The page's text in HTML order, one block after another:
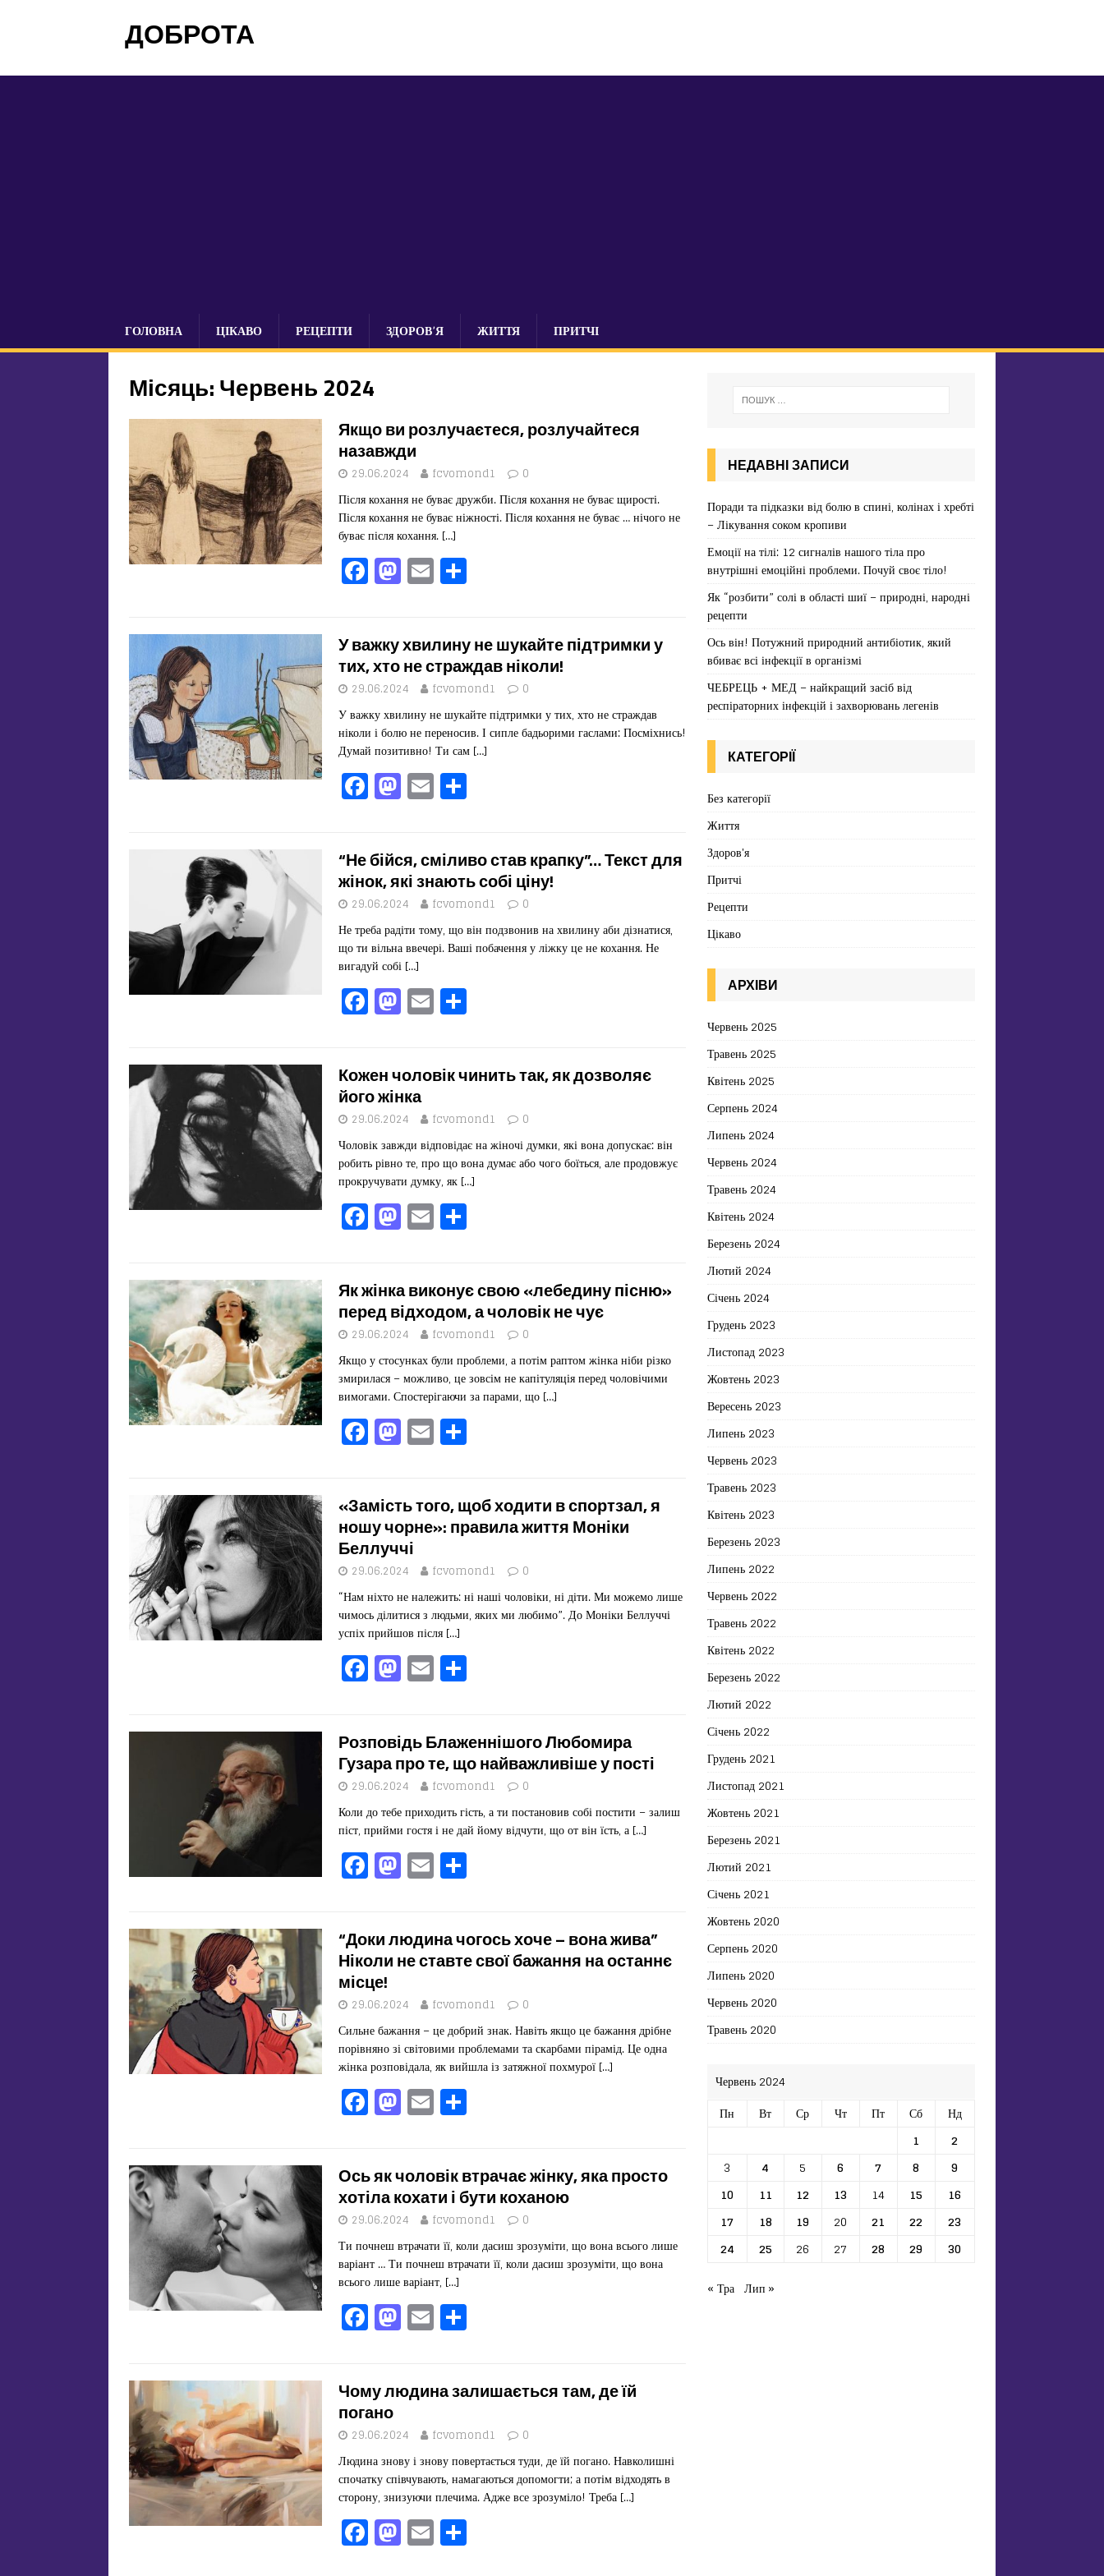
ДОБРОТА
ГОЛОВНА ЦІКАВО РЕЦЕПТИ ЗДОРОВ’Я ЖИТТЯ ПРИТЧІ
Місяць:Червень 2024
Якщо ви розлучаєтеся, розлучайтеся
назавжди
29.06.2024 fcvomond1 0
Після кохання не буває дружби. Після кохання не буває щирості.
Після кохання не буває ніжності. Після кохання не буває … нічого не
буває після кохання. […]
F
a
e
b
o
o
k
M
a
o
d
o
n
E
m
l ит
ис
я
У важку хвилину не шукайте підтримки у
тих, хто не страждав ніколи!
29.06.2024 fcvomond1 0
У важку хвилину не шукайте підтримки у тих, хто не страждав
ніколи і болю не переносив. І сипле бадьорими гаслами: Посміхнись!
Думай позитивно! Ти сам […]
F
a
e
b
o
o
k
M
a
o
d
o
n
E
m
l ит
ис
я
“Не бійся, сміливо став крапку”… Текст для
жінок, які знають собі ціну!
29.06.2024 fcvomond1 0
Не треба радіти тому, що він подзвонив на хвилину аби дізнатися,
що ти вільна ввечері. Ваші побачення у ліжку це не кохання. Не
вигадуй собі […]
F
a
e
b
o
o
k
M
a
o
d
o
n
E
m
l ит
ис
я
Кожен чоловік чинить так, як дозволяє
його жінка
29.06.2024 fcvomond1 0
Чоловік завжди відповідає на жіночі думки, які вона допускає: він
робить рівно те, про що вона думає або чого боїться, але продовжує
прокручувати думку, як […]
F
a
e
b
o
o
k
M
a
o
d
o
n
E
m
l ит
ис
я
Як жінка виконує свою «лебедину пісню»
перед відходом, а чоловік не чує
29.06.2024 fcvomond1 0
Якщо у стосунках були проблеми, а потім раптом жінка ніби різко
змирилася – можливо, це зовсім не капітуляція перед чоловічими
вимогами. Спостерігаючи за парами, що […]
F
a
e
b
o
o
k
M
a
o
d
o
n
E
m
l ит
ис
я
«Замість того, щоб ходити в спортзал, я
ношу чорне»: правила життя Моніки
Беллуччі
29.06.2024 fcvomond1 0
“Нам ніхто не належить: ні наші чоловіки, ні діти. Ми можемо лише
чимось ділитися з людьми, яких ми любимо”. До Моніки Беллуччі
успіх прийшов після […]
F
a
e
b
o
o
k
M
a
o
d
o
n
E
m
l ит
ис
я
Розповідь Блаженнішого Любомира
Гузара про те, що найважливіше у пості
29.06.2024 fcvomond1 0
Коли до тебе приходить гість, а ти постановив собі постити – залиш
піст, прийми гостя і не дай йому відчути, що от він їсть, а […]
F
a
e
b
o
o
k
M
a
o
d
o
n
E
m
l ит
ис
я
“Доки людина чогось хоче – вона жива”
Ніколи не ставте свої бажання на останнє
місце!
29.06.2024 fcvomond1 0
Сильне бажання – це добрий знак. Навіть якщо це бажання дрібне
порівняно зі світовими проблемами та скарбами пірамід. Це одна
жінка розповідала, як вийшла із затяжної похмурої […]
F
a
e
b
o
o
k
M
a
o
d
o
n
E
m
l ит
ис
я
Ось як чоловік втрачає жінку, яка просто
хотіла кохати і бути коханою
29.06.2024 fcvomond1 0
Ти почнеш втрачати її, коли дасиш зрозуміти, що вона всього лише
варіант … Ти почнеш втрачати її, коли дасиш зрозуміти, що вона
всього лише варіант, […]
F
a
e
b
o
o
k
M
a
o
d
o
n
E
m
l ит
ис
я
Чому людина залишається там, де їй
погано
29.06.2024 fcvomond1 0
Людина знову і знову повертається туди, де їй погано. Навколишні
спочатку співчувають, намагаються допомогти; а потім відходять в
сторону, знизуючи плечима. Адже все зрозуміло! Треба […]
F
a
M
a
E
m
НЕДАВНІ ЗАПИСИ
Поради та підказки від болю в спині, колінах і хребті
– Лікування соком кропиви
Емоції на тілі: 12 сигналів нашого тіла про
внутрішні емоційні проблеми. Почуй своє тіло!
Як “розбити” солі в області шиї – природні, народні
рецепти
Ось він! Потужний природний антибіотик, який
вбиває всі інфекції в організмі
ЧЕБРЕЦЬ + МЕД – найкращий засіб від
респіраторних інфекцій і захворювань легенів
КАТЕГОРІЇ
Без категорії
Життя
Здоров'я
Притчі
Рецепти
Цікаво
АРХІВИ
Червень 2025
Травень 2025
Квітень 2025
Серпень 2024
Липень 2024
Червень 2024
Травень 2024
Квітень 2024
Березень 2024
Лютий 2024
Січень 2024
Грудень 2023
Листопад 2023
Жовтень 2023
Вересень 2023
Липень 2023
Червень 2023
Травень 2023
Квітень 2023
Березень 2023
Липень 2022
Червень 2022
Травень 2022
Квітень 2022
Березень 2022
Лютий 2022
Січень 2022
Грудень 2021
Листопад 2021
Жовтень 2021
Березень 2021
Лютий 2021
Січень 2021
Жовтень 2020
Серпень 2020
Липень 2020
Червень 2020
Травень 2020
Червень 2024
Пн
Вт Ср Чт Пт Сб
Нд
1
2
3
4 5 6 7 8
9
10
11 12 13 14 15
16
17
18 19 20 21 22
23
24
25 26 27 28 29
30
« Тра Лип »